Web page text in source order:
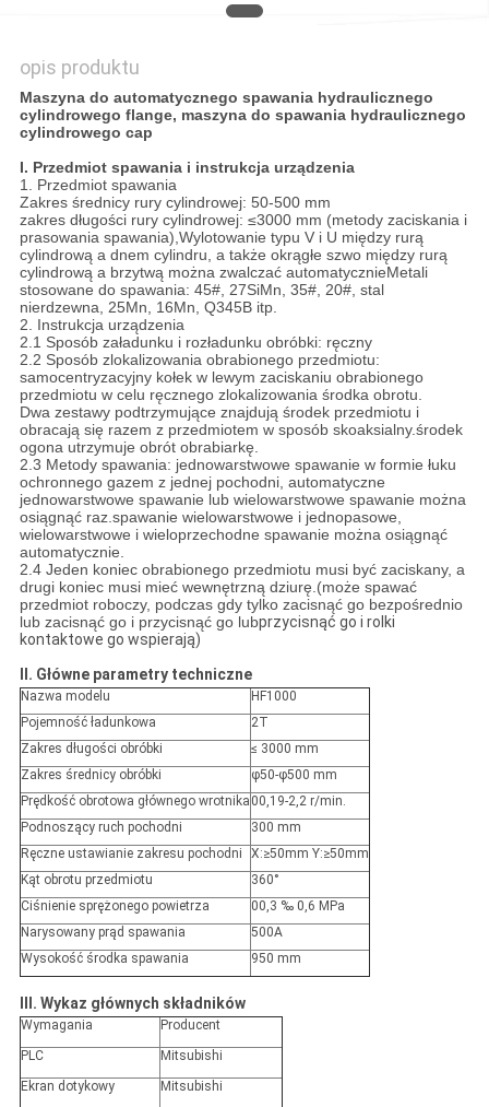
opis produktu
Maszyna do automatycznego spawania hydraulicznego
cylindrowego flange, maszyna do spawania hydraulicznego
cylindrowego cap
I. Przedmiot spawania i instrukcja urządzenia
1. Przedmiot spawania
Zakres średnicy rury cylindrowej: 50-500 mm
zakres długości rury cylindrowej: ≤3000 mm (metody zaciskania i
prasowania spawania),Wylotowanie typu V i U między rurą
cylindrową a dnem cylindru, a także okrągłe szwo między rurą
cylindrową a brzytwą można zwalczać automatycznieMetali
stosowane do spawania: 45#, 27SiMn, 35#, 20#, stal
nierdzewna, 25Mn, 16Mn, Q345B itp.
2. Instrukcja urządzenia
2.1 Sposób załadunku i rozładunku obróbki: ręczny
2.2 Sposób zlokalizowania obrabionego przedmiotu:
samocentryzacyjny kołek w lewym zaciskaniu obrabionego
przedmiotu w celu ręcznego zlokalizowania środka obrotu.
Dwa zestawy podtrzymujące znajdują środek przedmiotu i
obracają się razem z przedmiotem w sposób skoaksialny.środek
ogona utrzymuje obrót obrabiarkę.
2.3 Metody spawania: jednowarstwowe spawanie w formie łuku
ochronnego gazem z jednej pochodni, automatyczne
jednowarstwowe spawanie lub wielowarstwowe spawanie można
osiągnąć raz.spawanie wielowarstwowe i jednopasowe,
wielowarstwowe i wieloprzechodne spawanie można osiągnąć
automatycznie.
2.4 Jeden koniec obrabionego przedmiotu musi być zaciskany, a
drugi koniec musi mieć wewnętrzną dziurę.(może spawać
przedmiot roboczy, podczas gdy tylko zacisnąć go bezpośrednio
lub zacisnąć go i przycisnąć go lubprzycisnąć go i rolki
kontaktowe go wspierają)
II. Główne parametry techniczne
Nazwa modelu
HF1000
Pojemność ładunkowa
2T
Zakres długości obróbki
≤ 3000 mm
Zakres średnicy obróbki
φ50-φ500 mm
Prędkość obrotowa głównego wrotnika 00,19-2,2 r/min.
Podnoszący ruch pochodni
300 mm
Ręczne ustawianie zakresu pochodni
X:≥50mm Y:≥50mm
Kąt obrotu przedmiotu
360°
Ciśnienie sprężonego powietrza
00,3 ‰ 0,6 MPa
Narysowany prąd spawania
500A
Wysokość środka spawania
950 mm
III. Wykaz głównych składników
Wymagania
Producent
PLC
Mitsubishi
Ekran dotykowy
Mitsubishi